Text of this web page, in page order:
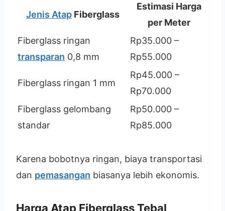
Jenis Atap Fiberglass
Estimasi Harga
per Meter
Fiberglass ringan
transparan 0,8 mm
Rp35.000 –
Rp55.000
Fiberglass ringan 1 mm
Rp45.000 –
Rp70.000
Fiberglass gelombang
standar
Rp50.000 –
Rp85.000
Karena bobotnya ringan, biaya transportasi
dan pemasangan biasanya lebih ekonomis.
Harga Atap Fiberglass Tebal